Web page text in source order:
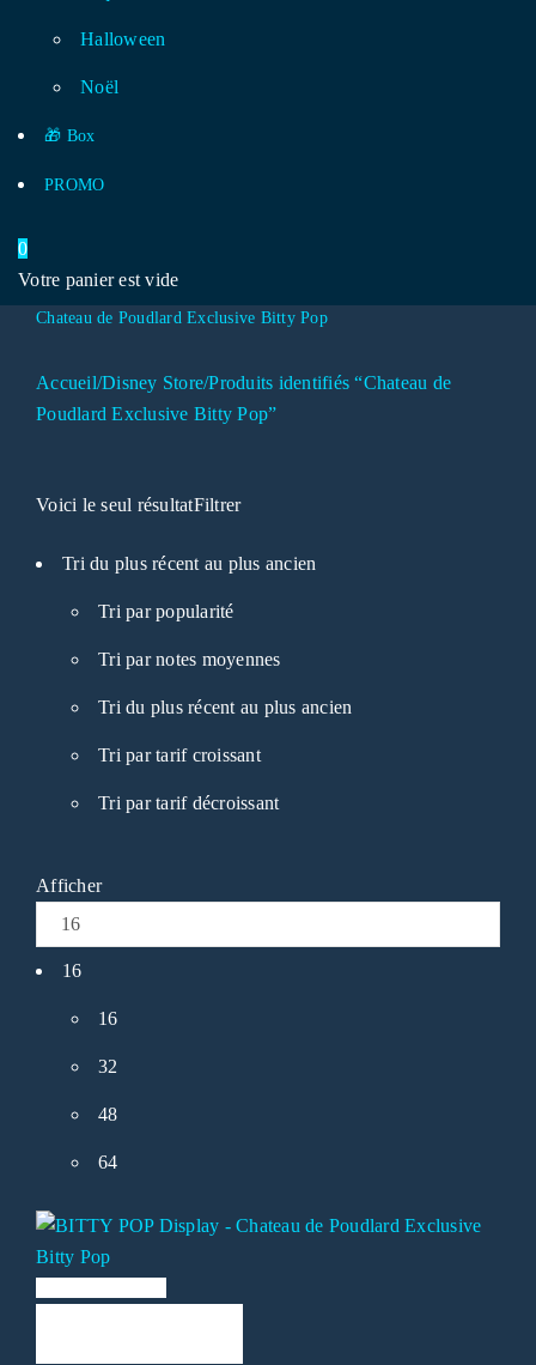
Halloween
Noël
🎁 Box
PROMO
0
Votre panier est vide
Chateau de Poudlard Exclusive Bitty Pop
Accueil/Disney Store/Produits identifiés “Chateau de
Poudlard Exclusive Bitty Pop”
Voici le seul résultatFiltrer
Tri du plus récent au plus ancien
Tri par popularité
Tri par notes moyennes
Tri du plus récent au plus ancien
Tri par tarif croissant
Tri par tarif décroissant
Afficher
16
16
32
48
64